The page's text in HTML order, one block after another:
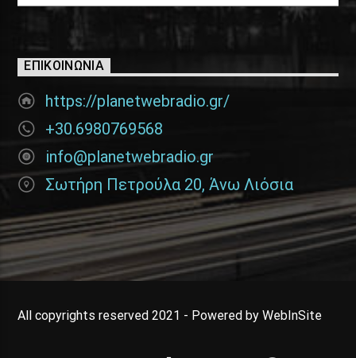
ΕΠΙΚΟΙΝΩΝΊΑ
https://planetwebradio.gr/
+30.6980769568
info@planetwebradio.gr
Σωτήρη Πετρούλα 20, Άνω Λιόσια
All copyrights reserved 2021 - Powered by WebInSite